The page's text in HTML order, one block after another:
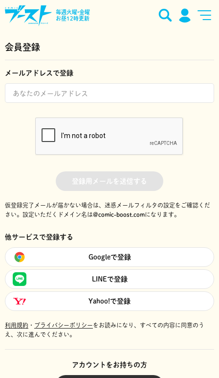
毎週火曜•金曜
お昼12時更新
会員登録
メールアドレスで登録
登録用メールを送信する
仮登録完了メールが届かない場合は、迷惑メールフィルタの設定をご確認くだ
さい。 設定いただくドメイン名は@comic-boost.comになります。
他サービスで登録する
Googleで登録
LINEで登録
Yahoo!で登録
利用規約 ・ プライバシーポリシーをお読みになり、 すべての内容に同意のう
え、次に進んでください。
アカウントをお持ちの方